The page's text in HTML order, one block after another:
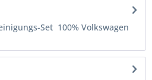
Set 100% Volkswagen